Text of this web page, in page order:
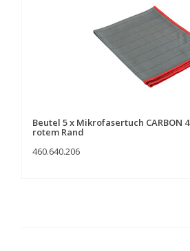
Beutel 5 x Mikrofasertuch CARBON
rotem Rand
460.640.206